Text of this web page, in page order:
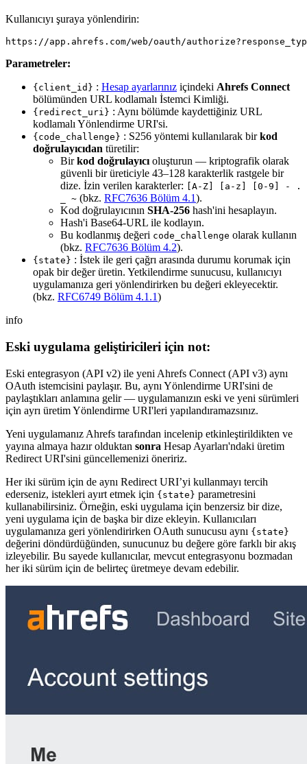
Kullanıcıyı şuraya yönlendirin:
Parametreler:
{client_id} : Hesap ayarlarınız içindeki Ahrefs Connect
bölümünden URL kodlamalı İstemci Kimliği.
{redirect_uri} : Aynı bölümde kaydettiğiniz URL
kodlamalı Yönlendirme URI'si.
{code_challenge} : S256 yöntemi kullanılarak birkod
doğrulayıcıdan türetilir:
Birkod doğrulayıcı oluşturun — kriptografik olarak
güvenli bir üreticiyle 43–128 karakterlik rastgele bir
dize. İzin verilen karakterler:
[A-Z] [a-z] [0-9] - .
_ ~ (bkz. RFC7636 Bölüm 4.1).
Kod doğrulayıcının SHA-256 hash'ini hesaplayın.
Hash'i Base64-URL ile kodlayın.
Bu kodlanmış değeri code_challenge olarak kullanın
(bkz. RFC7636 Bölüm 4.2).
{state} : İstek ile geri çağrı arasında durumu korumak için
opak bir değer üretin. Yetkilendirme sunucusu, kullanıcıyı
uygulamanıza geri yönlendirirken bu değeri ekleyecektir.
(bkz. RFC6749 Bölüm 4.1.1)
info
Eski uygulama geliştiricileri için not:
Eski entegrasyon (API v2) ile yeni Ahrefs Connect (API v3) aynı
OAuth istemcisini paylaşır. Bu, aynı Yönlendirme URI'sini de
paylaştıkları anlamına gelir — uygulamanızın eski ve yeni sürümleri
için ayrı üretim Yönlendirme URI'leri yapılandıramazsınız.
Yeni uygulamanız Ahrefs tarafından incelenip etkinleştirildikten ve
yayına almaya hazır olduktan sonra Hesap Ayarları'ndaki üretim
Redirect URI'sini güncellemenizi öneririz.
Her iki sürüm için de aynı Redirect URI’yi kullanmayı tercih
ederseniz, istekleri ayırt etmek için {state} parametresini
kullanabilirsiniz. Örneğin, eski uygulama için benzersiz bir dize,
yeni uygulama için de başka bir dize ekleyin. Kullanıcıları
uygulamanıza geri yönlendirirken OAuth sunucusu aynı {state}
değerini döndürdüğünden, sunucunuz bu değere göre farklı bir akış
izleyebilir. Bu sayede kullanıcılar, mevcut entegrasyonu bozmadan
her iki sürüm için de belirteç üretmeye devam edebilir.